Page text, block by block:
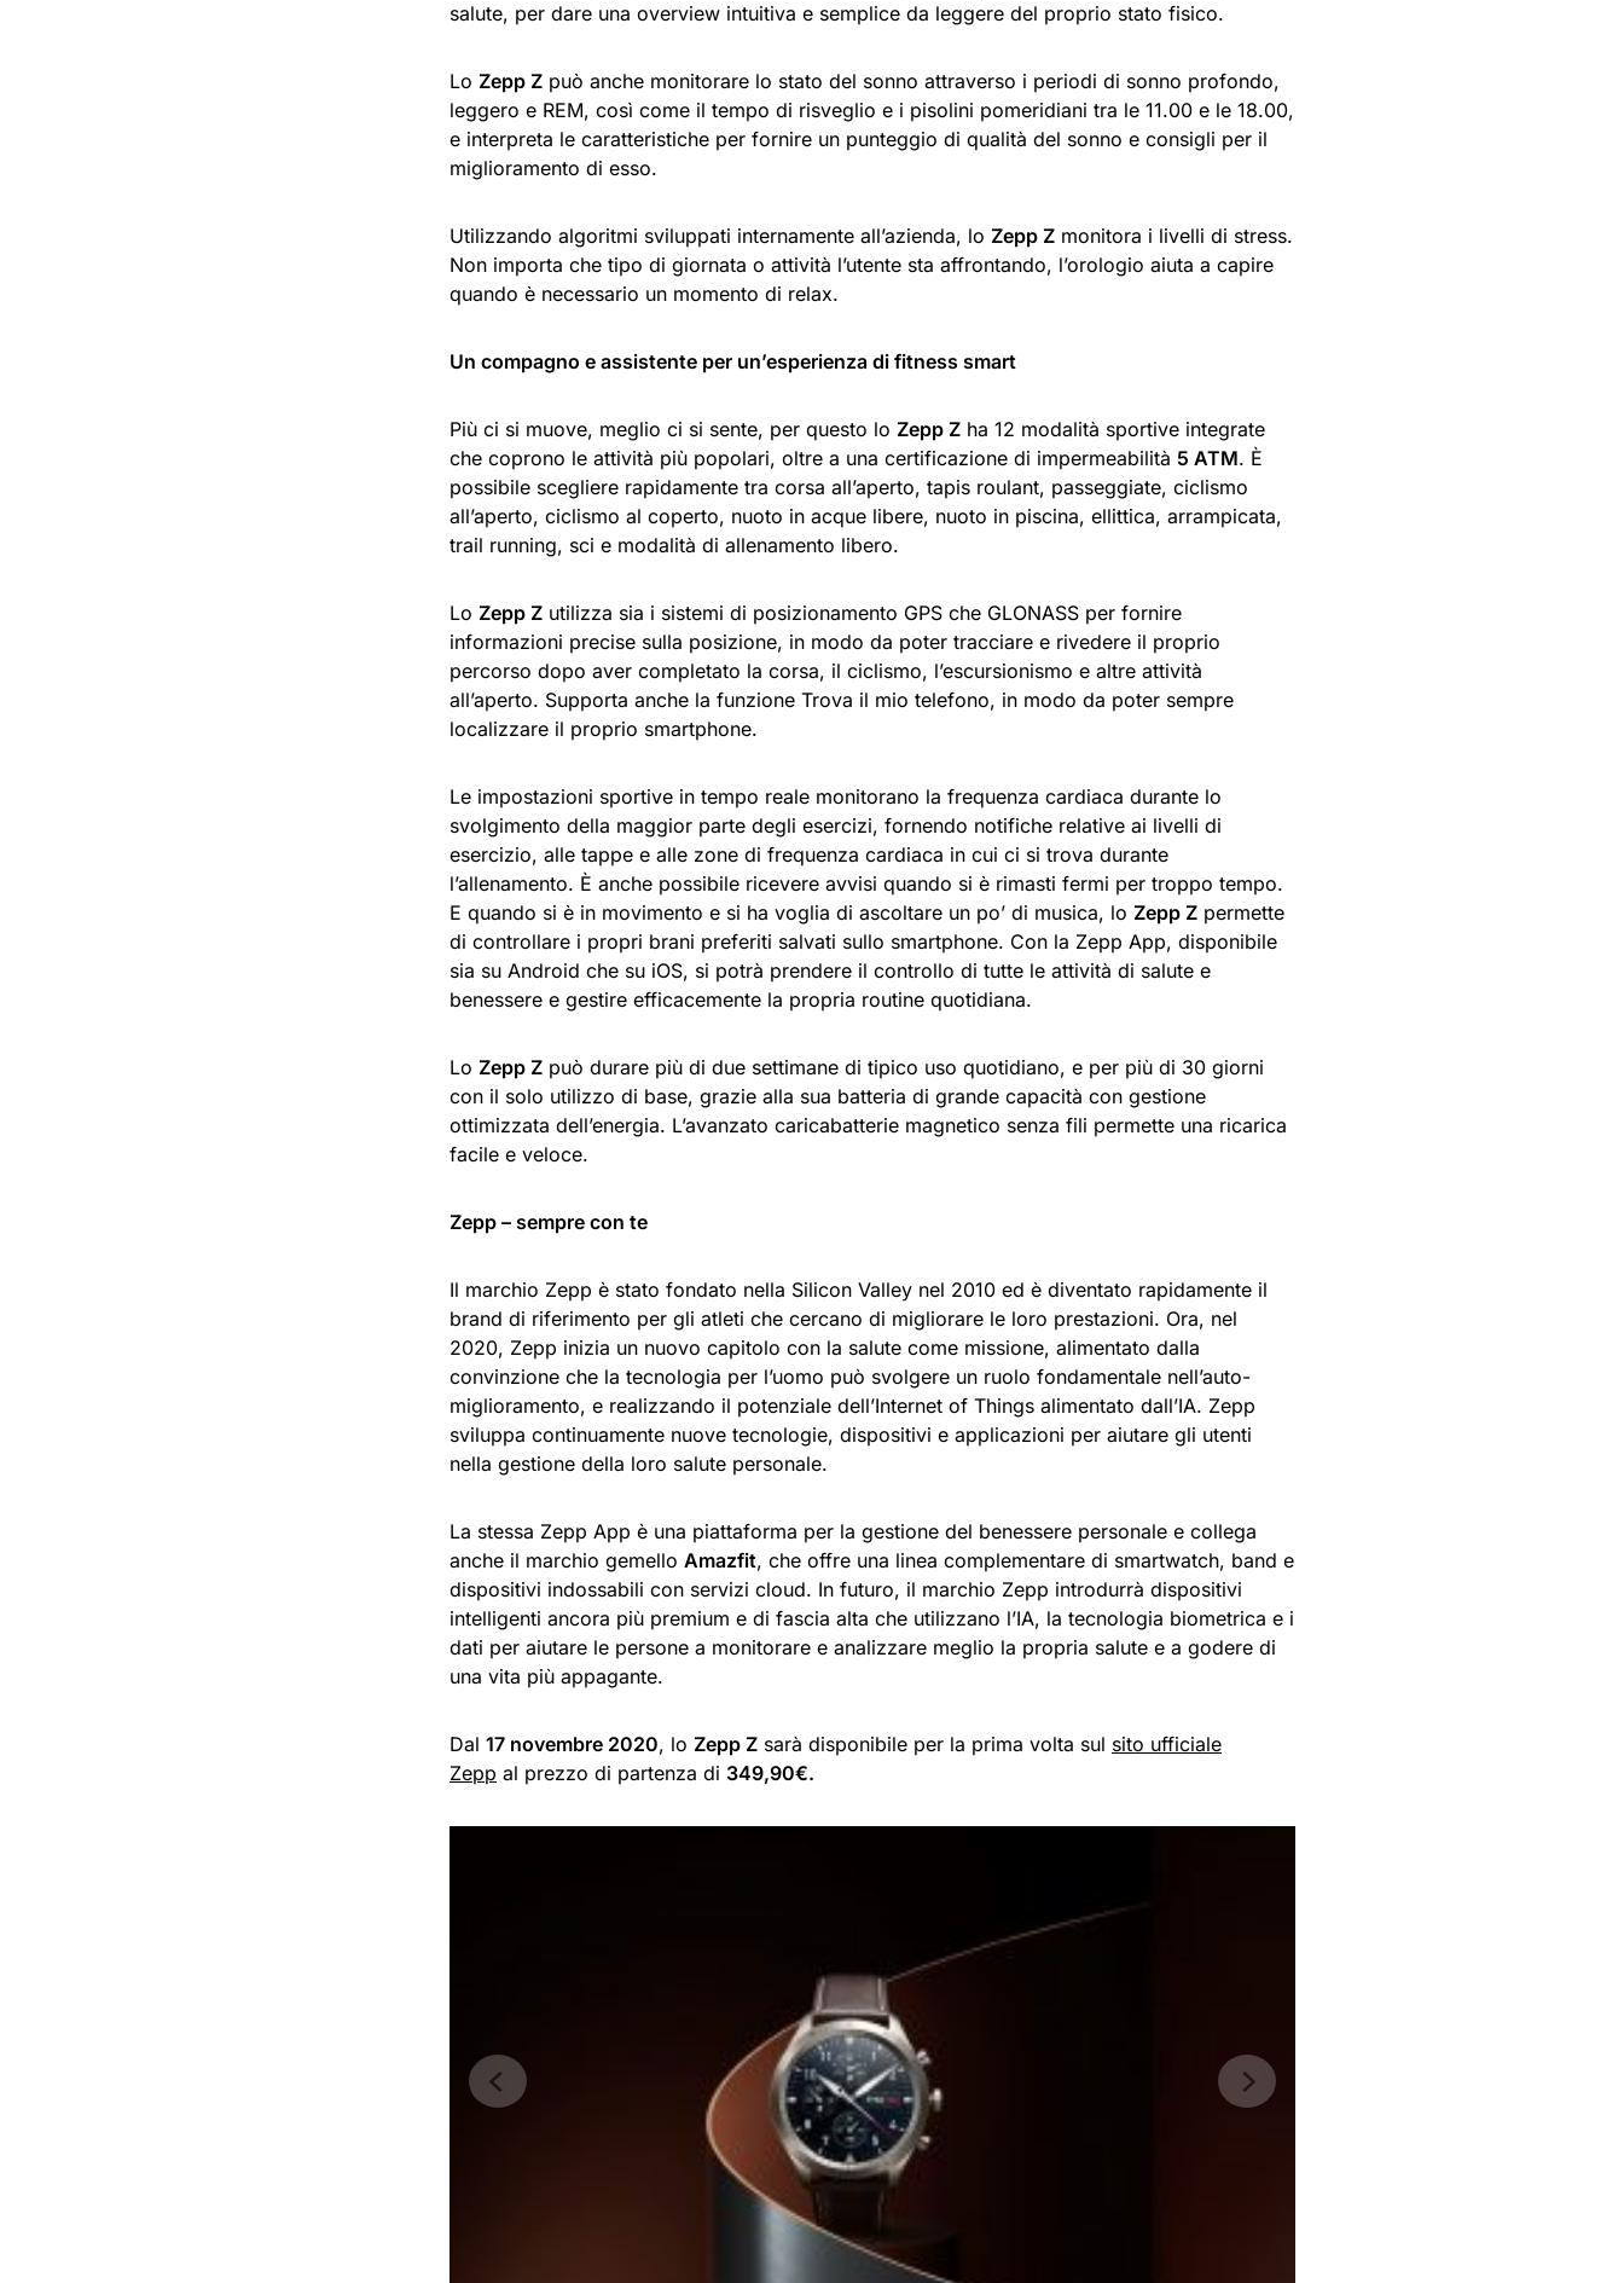
salute, per dare una overview intuitiva e semplice da leggere del proprio stato fisico.
Lo Zepp Z può anche monitorare lo stato del sonno attraverso i periodi di sonno profondo,
leggero e REM, così come il tempo di risveglio e i pisolini pomeridiani tra le 11.00 e le 18.00,
e interpreta le caratteristiche per fornire un punteggio di qualità del sonno e consigli per il
miglioramento di esso.
Utilizzando algoritmi sviluppati internamente all’azienda, lo Zepp Z monitora i livelli di stress.
Non importa che tipo di giornata o attività l’utente sta affrontando, l’orologio aiuta a capire
quando è necessario un momento di relax.
Un compagno e assistente per un’esperienza di fitness smart
Più ci si muove, meglio ci si sente, per questo lo Zepp Z ha 12 modalità sportive integrate
che coprono le attività più popolari, oltre a una certificazione di impermeabilità 5 ATM. È
possibile scegliere rapidamente tra corsa all’aperto, tapis roulant, passeggiate, ciclismo
all’aperto, ciclismo al coperto, nuoto in acque libere, nuoto in piscina, ellittica, arrampicata,
trail running, sci e modalità di allenamento libero.
Lo Zepp Z utilizza sia i sistemi di posizionamento GPS che GLONASS per fornire
informazioni precise sulla posizione, in modo da poter tracciare e rivedere il proprio
percorso dopo aver completato la corsa, il ciclismo, l’escursionismo e altre attività
all’aperto. Supporta anche la funzione Trova il mio telefono, in modo da poter sempre
localizzare il proprio smartphone.
Le impostazioni sportive in tempo reale monitorano la frequenza cardiaca durante lo
svolgimento della maggior parte degli esercizi, fornendo notifiche relative ai livelli di
esercizio, alle tappe e alle zone di frequenza cardiaca in cui ci si trova durante
l’allenamento. È anche possibile ricevere avvisi quando si è rimasti fermi per troppo tempo.
E quando si è in movimento e si ha voglia di ascoltare un po’ di musica, lo Zepp Z permette
di controllare i propri brani preferiti salvati sullo smartphone. Con la Zepp App, disponibile
sia su Android che su iOS, si potrà prendere il controllo di tutte le attività di salute e
benessere e gestire efficacemente la propria routine quotidiana.
Lo Zepp Z può durare più di due settimane di tipico uso quotidiano, e per più di 30 giorni
con il solo utilizzo di base, grazie alla sua batteria di grande capacità con gestione
ottimizzata dell’energia. L’avanzato caricabatterie magnetico senza fili permette una ricarica
facile e veloce.
Zepp – sempre con te
Il marchio Zepp è stato fondato nella Silicon Valley nel 2010 ed è diventato rapidamente il
brand di riferimento per gli atleti che cercano di migliorare le loro prestazioni. Ora, nel
2020, Zepp inizia un nuovo capitolo con la salute come missione, alimentato dalla
convinzione che la tecnologia per l’uomo può svolgere un ruolo fondamentale nell’auto-
miglioramento, e realizzando il potenziale dell’Internet of Things alimentato dall’IA. Zepp
sviluppa continuamente nuove tecnologie, dispositivi e applicazioni per aiutare gli utenti
nella gestione della loro salute personale.
La stessa Zepp App è una piattaforma per la gestione del benessere personale e collega
anche il marchio gemello Amazfit, che offre una linea complementare di smartwatch, band e
dispositivi indossabili con servizi cloud. In futuro, il marchio Zepp introdurrà dispositivi
intelligenti ancora più premium e di fascia alta che utilizzano l’IA, la tecnologia biometrica e i
dati per aiutare le persone a monitorare e analizzare meglio la propria salute e a godere di
una vita più appagante.
Dal 17 novembre 2020, lo Zepp Z sarà disponibile per la prima volta sul sito ufficiale
Zepp al prezzo di partenza di 349,90€.